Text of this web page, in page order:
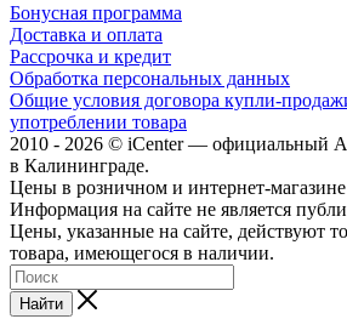
Бонусная программа
Доставка и оплата
Рассрочка и кредит
Обработка персональных данных
Общие условия договора купли-
употреблении товара
2010 - 2026 © iCenter — официальный
в Калининграде.
Цены в розничном и интернет-магазине
Информация на сайте не является
Цены, указанные на сайте, действуют
товара, имеющегося в наличии.
Найти